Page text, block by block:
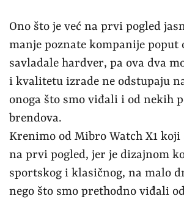
Ono što je već na prvi pogled
manje poznate kompanije poput
savladale hardver, pa ova dva
i kvalitetu izrade ne odstupaju
onoga što smo viđali i od nekih
brendova.
Krenimo od Mibro Watch X1 koji
na prvi pogled, jer je dizajnom
sportskog i klasičnog, na malo
nego što smo prethodno viđali